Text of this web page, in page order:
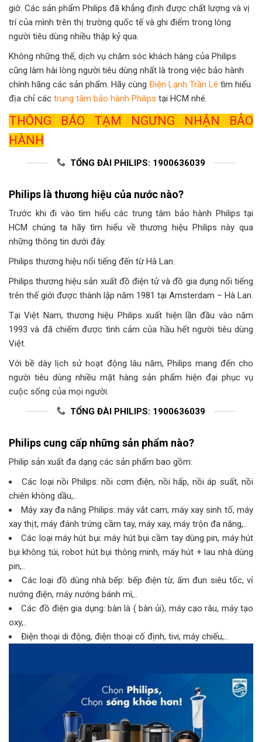
giờ. Các sản phẩm Philips đã khẳng định được chất lượng và vị
trí của mình trên thị trường quốc tế và ghi điểm trong lòng
người tiêu dùng nhiều thập kỷ qua.
Không những thế, dịch vụ chăm sóc khách hàng của Philips
cũng làm hài lòng người tiêu dùng nhất là trong việc bảo hành
chính hãng các sản phẩm. Hãy cùng Điện Lạnh Trần Lê tìm hiểu
địa chỉ các trung tâm bảo hành Philips tại HCM nhé.
THÔNG BÁO TẠM NGƯNG NHẬN BẢO
HÀNH
TỔNG ĐÀI PHILIPS: 1900636039
Philips là thương hiệu của nước nào?
Trước khi đi vào tìm hiểu các trung tâm bảo hành Philips tại
HCM chúng ta hãy tìm hiểu về thương hiệu Philips này qua
những thông tin dưới đây.
Philips thương hiệu nổi tiếng đến từ Hà Lan:
Philips thương hiệu sản xuất đồ điện tử và đồ gia dụng nổi tiếng
trên thế giới được thành lập năm 1981 tại Amsterdam – Hà Lan.
Tại Việt Nam, thương hiệu Philips xuất hiện lần đầu vào năm
1993 và đã chiếm được tình cảm của hầu hết người tiêu dùng
Việt.
Với bề dày lịch sử hoạt động lâu năm, Philips mang đến cho
người tiêu dùng nhiều mặt hàng sản phẩm hiện đại phục vụ
cuộc sống của mọi người.
TỔNG ĐÀI PHILIPS: 1900636039
Philips cung cấp những sản phẩm nào?
Philip sản xuất đa dạng các sản phẩm bao gồm:
Các loại nồi Philips: nồi cơm điện, nồi hấp, nồi áp suất, nồi
chiên không dầu,..
Máy xay đa năng Philips: máy vắt cam, máy xay sinh tố, máy
xay thịt, máy đánh trứng cầm tay, máy xay, máy trộn đa năng,..
Các loại máy hút bụi: máy hút bụi cầm tay dùng pin, máy hút
bụi không túi, robot hút bụi thông minh, máy hút + lau nhà dùng
pin,..
Các loại đồ dùng nhà bếp: bếp điện từ, ấm đun siêu tốc, vỉ
nướng điện, máy nướng bánh mì,..
Các đồ điện gia dụng: bàn là ( bàn ủi), máy cạo râu, máy tạo
oxy,..
Điện thoại di động, điện thoại cố định, tivi, máy chiếu,..